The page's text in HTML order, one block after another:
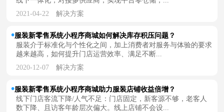
2021-04-22 解决方案
服装新零售系统小程序商城如何解决库存积压问题？
服装介于标准化与个性化之间，加上消费者对服务与体验的要求
越来越高，如何提升门店运营效率、满足不断...
2020-12-07 解决方案
服装新零售系统小程序商城助力服装店铺收益倍增？
线下门店客流下降/人气不足：门店固定，新客源不够，老客人
数下降、且访客年龄层次偏大。线上店铺不会设...